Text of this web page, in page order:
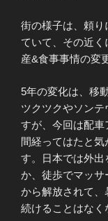
街の様子は、頼り
ていて、その近く
産&食事事情の変
5年の変化は、移
ツクツクやソン
すが、今回は配車
間経ってはたと
す。日本では外
か、徒歩でマッサ
から解放されて、
続けることはなく